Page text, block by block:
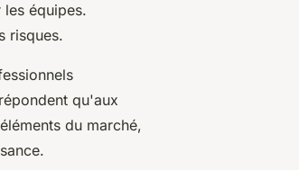
équipes.
risques.
qu'aux
du marché,